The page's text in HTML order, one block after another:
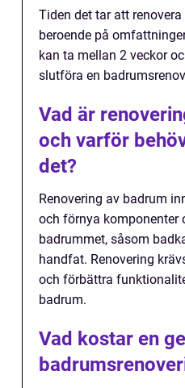
Tiden det tar att
beroende på
kan ta mellan 2 veckor
slutföra en
Vad är
och varför
det?
Renovering av badrum
och förnya komponenter
badrummet, såsom
handfat. Renovering
och förbättra
badrum.
Vad kostar en